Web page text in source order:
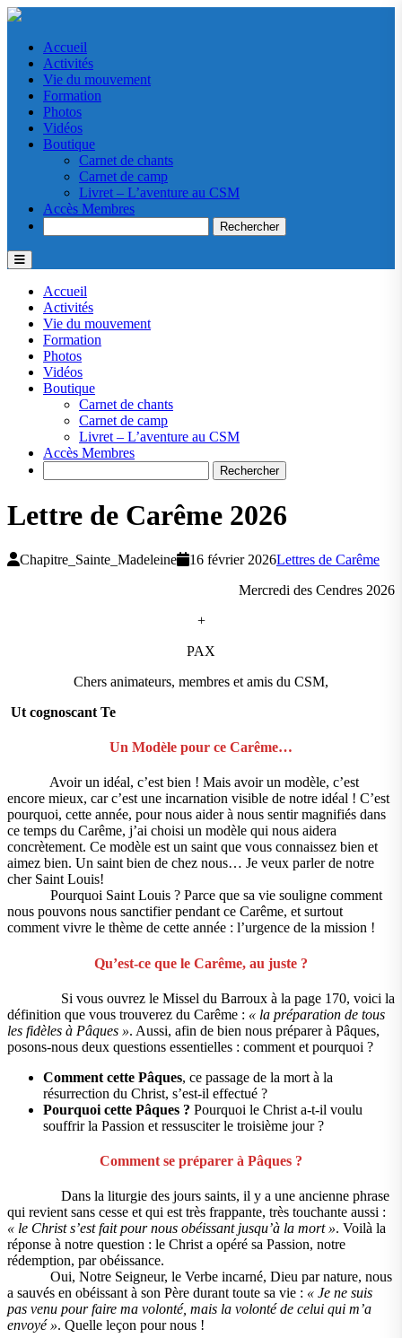
Accueil
Activités
Vie du mouvement
Formation
Photos
Vidéos
Boutique
Carnet de chants
Carnet de camp
Livret – L’aventure au CSM
Accès Membres
Accueil
Activités
Vie du mouvement
Formation
Photos
Vidéos
Boutique
Carnet de chants
Carnet de camp
Livret – L’aventure au CSM
Accès Membres
Lettre de Carême 2026
Chapitre_Sainte_Madeleine 16 février 2026Lettres de Carême
Mercredi des Cendres 2026
+
PAX
Chers animateurs, membres et amis du CSM,
Ut cognoscant Te
Un Modèle pour ce Carême…
Avoir un idéal, c’est bien ! Mais avoir un modèle, c’est
encore mieux, car c’est une incarnation visible de notre idéal ! C’est
pourquoi, cette année, pour nous aider à nous sentir magnifiés dans
ce temps du Carême, j’ai choisi un modèle qui nous aidera
concrètement. Ce modèle est un saint que vous connaissez bien et
aimez bien. Un saint bien de chez nous… Je veux parler de notre
cher Saint Louis!
Pourquoi Saint Louis ? Parce que sa vie souligne comment
nous pouvons nous sanctifier pendant ce Carême, et surtout
comment vivre le thème de cette année : l’urgence de la mission !
Qu’est-ce que le Carême, au juste ?
Si vous ouvrez le Missel du Barroux à la page 170, voici la
définition que vous trouverez du Carême : « la préparation de tous
les fidèles à Pâques ». Aussi, afin de bien nous préparer à Pâques,
posons-nous deux questions essentielles : comment et pourquoi ?
Comment cette Pâques, ce passage de la mort à la
résurrection du Christ, s’est-il effectué ?
Pourquoi cette Pâques ? Pourquoi le Christ a-t-il voulu
souffrir la Passion et ressusciter le troisième jour ?
Comment se préparer à Pâques ?
Dans la liturgie des jours saints, il y a une ancienne phrase
qui revient sans cesse et qui est très frappante, très touchante aussi :
« le Christ s’est fait pour nous obéissant jusqu’à la mort ». Voilà la
réponse à notre question : le Christ a opéré sa Passion, notre
rédemption, par obéissance.
Oui, Notre Seigneur, le Verbe incarné, Dieu par nature, nous
a sauvés en obéissant à son Père durant toute sa vie : « Je ne suis
pas venu pour faire ma volonté, mais la volonté de celui qui m’a
envoyé ». Quelle leçon pour nous !